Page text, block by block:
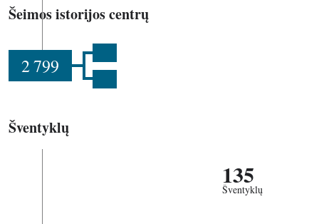
Šeimos istorijos centrų
2 799
Šventyklų
135
Šventyklų